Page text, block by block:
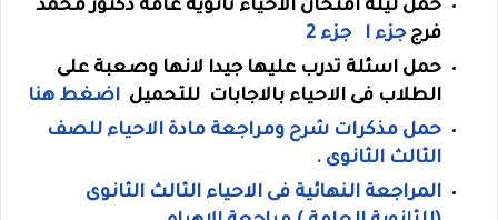
حمل ليلة امتحان الاحياء ثانوية عامة دكتور محمد
فرججزء ا
جزء 2
حمل اسئلة تدرب عليها جيدا لانها وصعبة على
الطلاب فى الاحياء بالاجابات للتحميل اضغط هنا
حمل مذكرات شرح ومراجعة مادة الاحياء للصف
الثالث الثانوى .
المراجعة النهائية فى الاحياء الثالث الثانوى